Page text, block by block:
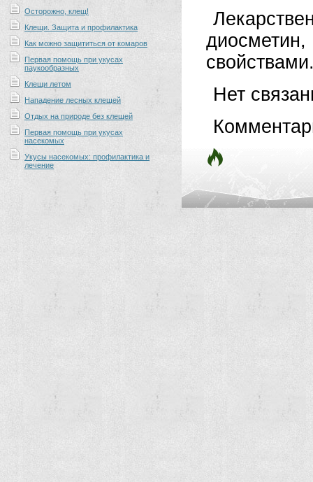
Осторожно, клещ!
Клещи. Защита и профилактика
Как можно защититься от комаров
Первая помощь при укусах
паукообразных
Клещи летом
Нападение лесных клещей
Отдых на природе без клещей
Первая помощь при укусах
насекомых
Укусы насекомых: профилактика и
лечение
Нет